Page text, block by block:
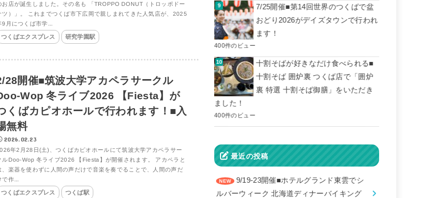
お店が誕生しました。その名も 「TROPPO DONUT（トロッポドー
ツ）」。 これまでつくば市下広岡で親しまれてきた人気店が、2025
9月につくば市学...
つくばエクスプレス 研究学園駅
28開催■筑波大学アカペラサークル
Wop 冬ライブ2026 【Fiesta】が
くばカピオホールで行われます！■入
無料
2026.02.23
年2月28日(土)、つくばカピオホールにて筑波大学アカペラサー
ルDoo-Wop 冬ライブ2026 【Fiesta】が開催されます。 アカペラと
、楽器を使わずに人間の声だけで音楽を奏でることで、人間の声だ
で作...
つくばエクスプレス つくば駅
7/25開催■第14回世界のつくばで盆
おどり2026がデイズタウンで行われ
ます！
400件のビュー
十割そばが好きなだけ食べられる■
十割そば 囲炉裏 つくば店で「囲炉
裏 特選 十割そば御膳」をいただき
ました！
400件のビュー
最近の投稿
9/19-23開催■ホテルグランド東雲でシ
ルバーウィーク 北海道ディナーバイキング